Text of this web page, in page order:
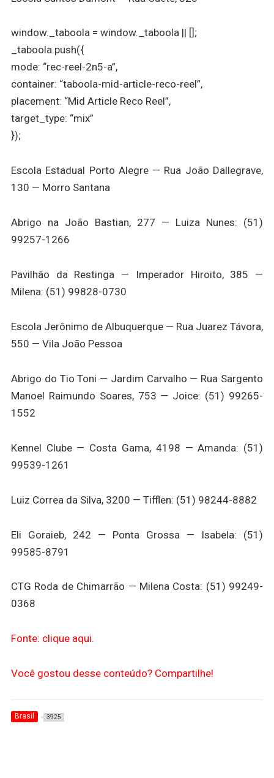
window._taboola = window._taboola || [];
_taboola.push({
mode: “rec-reel-2n5-a”,
container: “taboola-mid-article-reco-reel”,
placement: “Mid Article Reco Reel”,
target_type: “mix”
});
Escola Estadual Porto Alegre — Rua João Dallegrave,
130 — Morro Santana
Abrigo na João Bastian, 277 — Luiza Nunes: (51)
99257-1266
Pavilhão da Restinga — Imperador Hiroito, 385 —
Milena: (51) 99828-0730
Escola Jerônimo de Albuquerque — Rua Juarez Távora,
550 — Vila João Pessoa
Abrigo do Tio Toni — Jardim Carvalho — Rua Sargento
Manoel Raimundo Soares, 753 — Joice: (51) 99265-
1552
Kennel Clube — Costa Gama, 4198 — Amanda: (51)
99539-1261
Luiz Correa da Silva, 3200 — Tifflen: (51) 98244-8882
Eli Goraieb, 242 — Ponta Grossa — Isabela: (51)
99585-8791
CTG Roda de Chimarrão — Milena Costa: (51) 99249-
0368
Fonte: clique aqui.
Você gostou desse conteúdo? Compartilhe!
Brasil 3925